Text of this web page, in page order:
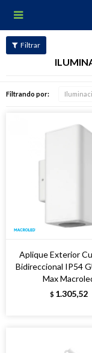

Filtrando por:
Aplique Exterior
Bidireccional IP54
Max
$ 1.305,52